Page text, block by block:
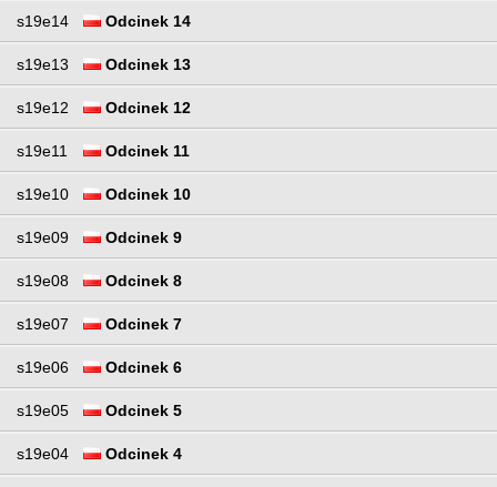
s19e14 Odcinek 14
s19e13 Odcinek 13
s19e12 Odcinek 12
s19e11 Odcinek 11
s19e10 Odcinek 10
s19e09 Odcinek 9
s19e08 Odcinek 8
s19e07 Odcinek 7
s19e06 Odcinek 6
s19e05 Odcinek 5
s19e04 Odcinek 4